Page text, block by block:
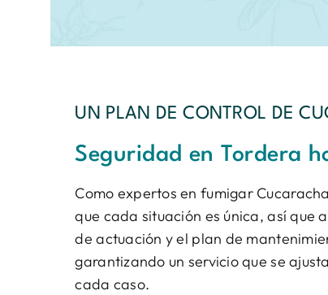
UN PLAN DE CONTROL DE
Seguridad en Tordera
Como expertos en fumigar
que cada situación es única, así que
de actuación y el plan de
garantizando un servicio que se
cada caso.